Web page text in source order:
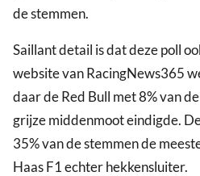
de stemmen.
Saillant detail is dat deze poll
website van RacingNews365
daar de Red Bull met 8% van
grijze middenmoot eindigde.
35% van de stemmen de
Haas F1 echter hekkensluiter.